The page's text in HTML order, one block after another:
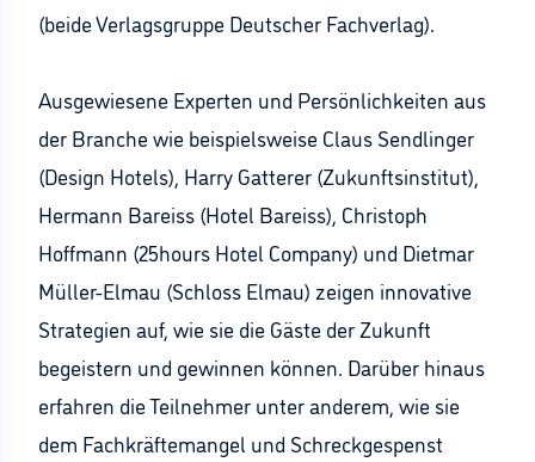
(beide Verlagsgruppe Deutscher Fachverlag).
Ausgewiesene Experten und Persönlichkeiten aus
der Branche wie beispielsweise Claus Sendlinger
(Design Hotels), Harry Gatterer (Zukunftsinstitut),
Hermann Bareiss (Hotel Bareiss), Christoph
Hoffmann (25hours Hotel Company) und Dietmar
Müller-Elmau (Schloss Elmau) zeigen innovative
Strategien auf, wie sie die Gäste der Zukunft
begeistern und gewinnen können. Darüber hinaus
erfahren die Teilnehmer unter anderem, wie sie
dem Fachkräftemangel und Schreckgespenst